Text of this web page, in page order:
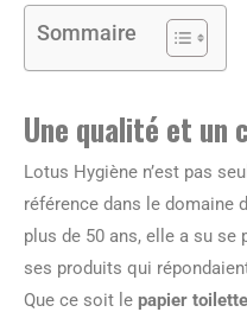
Sommaire
Une qualité et un
Lotus Hygiène n’est pas
référence dans le domaine
plus de 50 ans, elle a su se
ses produits qui
Que ce soit le papier toilette